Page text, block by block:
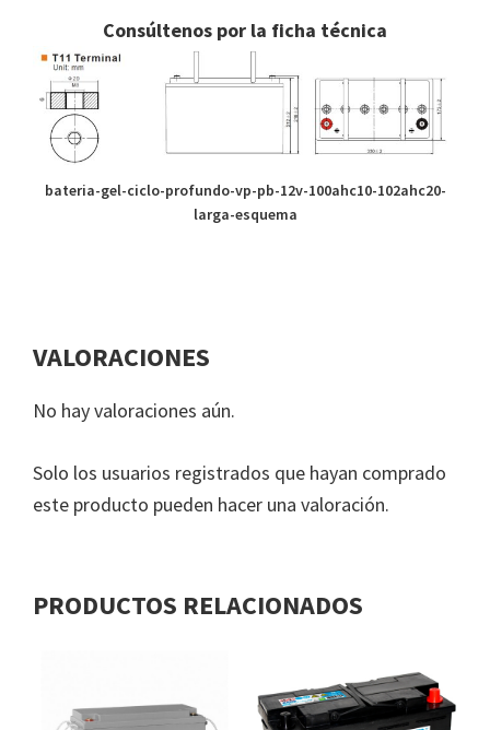
Consúltenos por la ficha técnica
bateria-gel-ciclo-profundo-vp-pb-12v-100ahc10-102ahc20-
larga-esquema
VALORACIONES
No hay valoraciones aún.
Solo los usuarios registrados que hayan comprado
este producto pueden hacer una valoración.
PRODUCTOS RELACIONADOS